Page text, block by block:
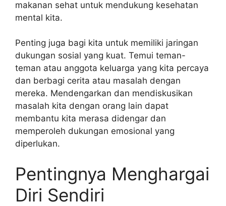
makanan sehat untuk mendukung kesehatan
mental kita.
Penting juga bagi kita untuk memiliki jaringan
dukungan sosial yang kuat. Temui teman-
teman atau anggota keluarga yang kita percaya
dan berbagi cerita atau masalah dengan
mereka. Mendengarkan dan mendiskusikan
masalah kita dengan orang lain dapat
membantu kita merasa didengar dan
memperoleh dukungan emosional yang
diperlukan.
Pentingnya Menghargai
Diri Sendiri